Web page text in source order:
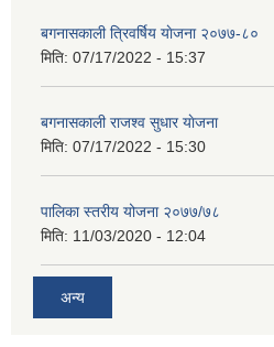
बगनासकाली त्रिवर्षिय याेजना २०७७-८०
मिति: 07/17/2022 - 15:37
बगनासकाली राजश्व सुधार याेजना
मिति: 07/17/2022 - 15:30
पालिका स्तरीय योजना २०७७/७८
मिति: 11/03/2020 - 12:04
अन्य